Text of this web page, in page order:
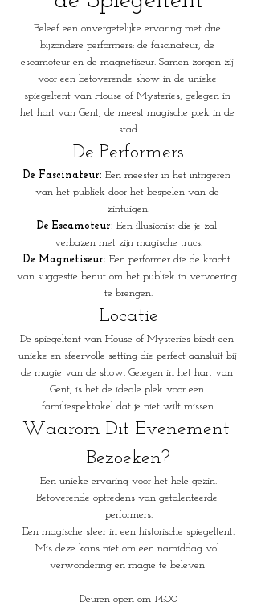
Beleef een onvergetelijke ervaring met drie
bijzondere performers: de fascinateur, de
escamoteur en de magnetiseur. Samen zorgen zij
voor een betoverende show in de unieke
spiegeltent van House of Mysteries, gelegen in
het hart van Gent, de meest magische plek in de
stad.
De Performers
De Fascinateur: Een meester in het intrigeren
van het publiek door het bespelen van de
zintuigen.
De Escamoteur: Een illusionist die je zal
verbazen met zijn magische trucs.
De Magnetiseur: Een performer die de kracht
van suggestie benut om het publiek in vervoering
te brengen.
Locatie
De spiegeltent van House of Mysteries biedt een
unieke en sfeervolle setting die perfect aansluit bij
de magie van de show. Gelegen in het hart van
Gent, is het de ideale plek voor een
familiespektakel dat je niet wilt missen.
Waarom Dit Evenement
Bezoeken?
Een unieke ervaring voor het hele gezin.
Betoverende optredens van getalenteerde
performers.
Een magische sfeer in een historische spiegeltent.
Mis deze kans niet om een namiddag vol
verwondering en magie te beleven!
Deuren open om 14:00